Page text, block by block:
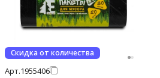
Скидка от количества
Арт.1955406